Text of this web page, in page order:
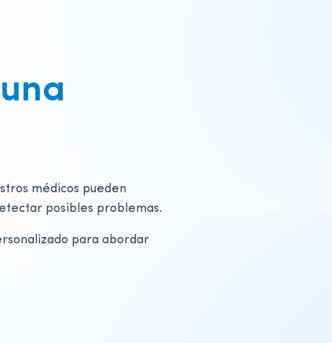
médicos pueden
posibles problemas.
para abordar